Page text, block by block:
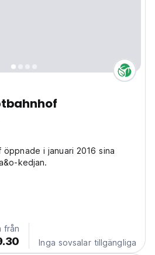
öppnade i januari 2016 sina
kedjan.
från
Inga sovsalar tillgängliga